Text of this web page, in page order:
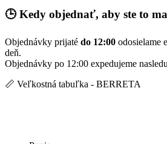
🕒 Kedy objednať, aby ste to
Objednávky prijaté do 12:00 odosielame
deň.
Objednávky po 12:00 expedujeme
📏 Veľkostná tabuľka - BERRETA